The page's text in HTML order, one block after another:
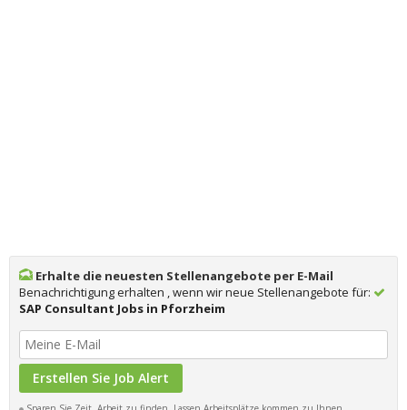
Erhalte die neuesten Stellenangebote per E-Mail
Benachrichtigung erhalten , wenn wir neue Stellenangebote für:
SAP Consultant Jobs in Pforzheim